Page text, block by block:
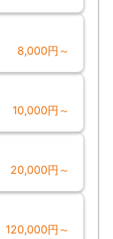
8,000円～
10,000円～
20,000円～
120,000円～